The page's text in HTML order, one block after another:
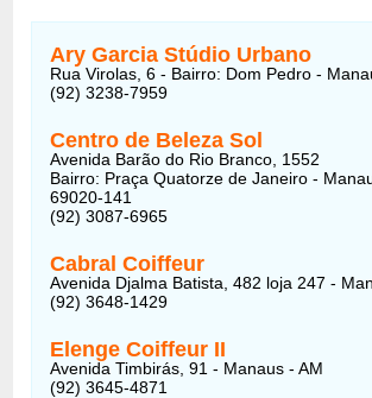
Ary Garcia Stúdio Urbano
Rua Virolas, 6 - Bairro: Dom Pedro -
(92) 3238-7959
Centro de Beleza Sol
Avenida Barão do Rio Branco, 1552
Bairro: Praça Quatorze de Janeiro -
69020-141
(92) 3087-6965
Cabral Coiffeur
Avenida Djalma Batista, 482 loja 247 -
(92) 3648-1429
Elenge Coiffeur II
Avenida Timbirás, 91 - Manaus - AM
(92) 3645-4871